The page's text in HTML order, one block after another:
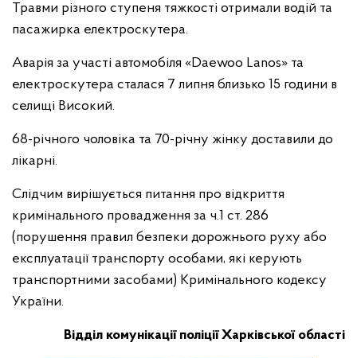
Травми різного ступеня тяжкості отримали водій та
пасажирка електроскутера.
Аварія за участі автомобіля «Daewoo Lanos» та
електроскутера сталася 7 липня близько 15 години в
селищі Високий.
68-річного чоловіка та 70-річну жінку доставили до
лікарні.
Слідчим вирішується питання про відкриття
кримінального провадження за ч.1 ст. 286
(порушення правил безпеки дорожнього руху або
експлуатації транспорту особами, які керують
транспортними засобами) Кримінального кодексу
України.
Відділ комунікації поліції Харківської області